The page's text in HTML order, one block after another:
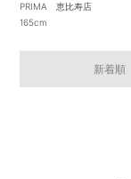
PRIMA 恵比寿店
165cm
新着順